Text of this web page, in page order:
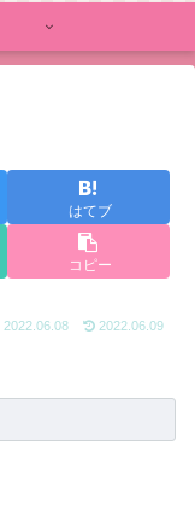
はてブ
コピー
2022.06.08 2022.06.09